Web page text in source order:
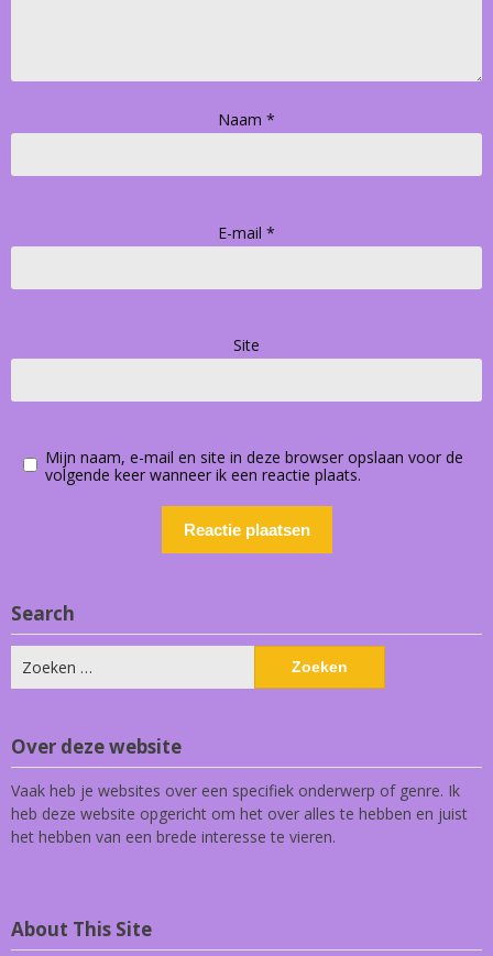
Naam *
E-mail *
Site
Mijn naam, e-mail en site in deze browser opslaan voor de
volgende keer wanneer ik een reactie plaats.
Search
Zoeken
naar:
Over deze website
Vaak heb je websites over een specifiek onderwerp of genre. Ik
heb deze website opgericht om het over alles te hebben en juist
het hebben van een brede interesse te vieren.
About This Site